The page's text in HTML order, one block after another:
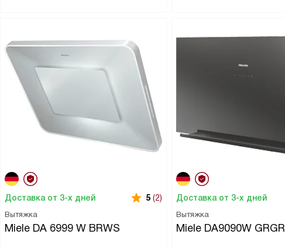
Вытяжка
Miele DA 6999 W BRWS
Доставка от 3-х дней 5 (2)
Вытяжка
Miele DA9090W GRGR
Доставка от 3-х дней